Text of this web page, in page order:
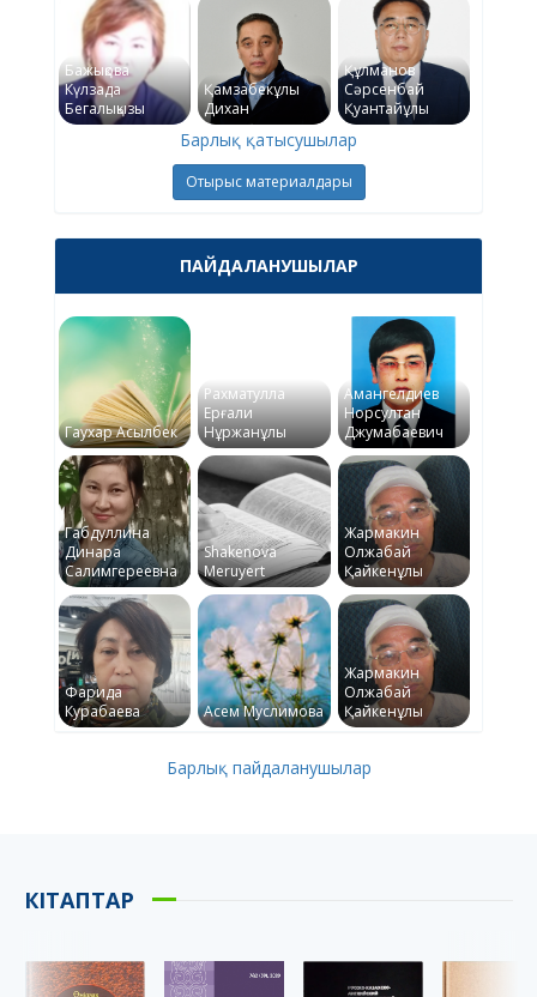
Бажықова
Күлзада
Бегалықызы
Қамзабекұлы
Дихан
Құлманов
Сәрсенбай
Қуантайұлы
Барлық қатысушылар
Отырыс материалдары
ПАЙДАЛАНУШЫЛАР
Гаухар Асылбек
Рахматулла
Ерғали
Нұржанұлы
Амангелдиев
Норсултан
Джумабаевич
Габдуллина
Динара
Салимгереевна
Shakenova
Meruyert
Жармакин
Олжабай
Қайкенұлы
Фарида
Курабаева
Асем Муслимова
Жармакин
Олжабай
Қайкенұлы
Барлық пайдаланушылар
КІТАПТАР